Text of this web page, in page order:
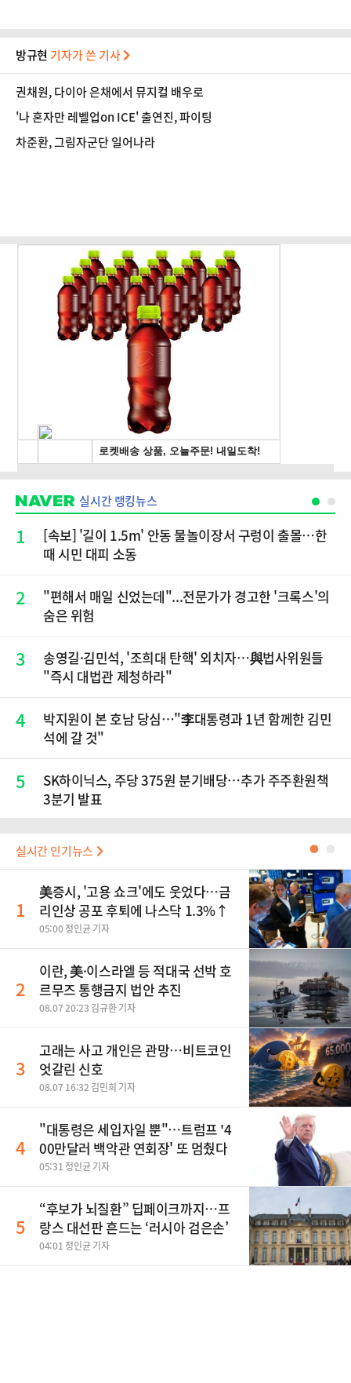
방규현 기자가 쓴 기사
권채원, 다이아 은채에서 뮤지컬 배우로
'나 혼자만 레벨업on ICE' 출연진, 파이팅
차준환, 그림자군단 일어나라
실시간 랭킹뉴스
1
[속보] '길이 1.5m' 안동 물놀이장서 구렁이 출몰…한
때 시민 대피 소동
2
"편해서 매일 신었는데"...전문가가 경고한 '크록스'의
숨은 위험
3
송영길·김민석, '조희대 탄핵' 외치자…與법사위원들
"즉시 대법관 제청하라"
4
박지원이 본 호남 당심…"李대통령과 1년 함께한 김민
석에 갈 것"
5
SK하이닉스, 주당 375원 분기배당…추가 주주환원책
3분기 발표
실시간 인기뉴스 ●
1
美증시, '고용 쇼크'에도 웃었다…금
리인상 공포 후퇴에 나스닥 1.3%↑
05:00 정인균 기자
2
이란, 美·이스라엘 등 적대국 선박 호
르무즈 통행금지 법안 추진
08.07 20:23 김규환 기자
3
고래는 사고 개인은 관망…비트코인
엇갈린 신호
08.07 16:32 김민희 기자
4
"대통령은 세입자일 뿐"…트럼프 '4
00만달러 백악관 연회장' 또 멈췄다
05:31 정인균 기자
5
“후보가 뇌질환” 딥페이크까지…프
랑스 대선판 흔드는 ‘러시아 검은손’
04:01 정인균 기자